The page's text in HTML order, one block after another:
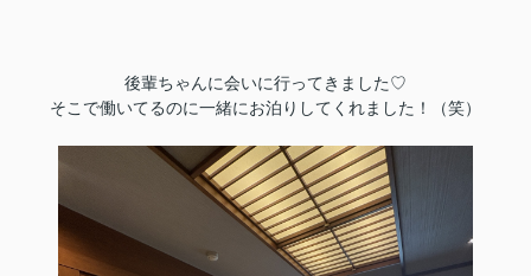
後輩ちゃんに会いに行ってきました♡
そこで働いてるのに一緒にお泊りしてくれました！（笑）